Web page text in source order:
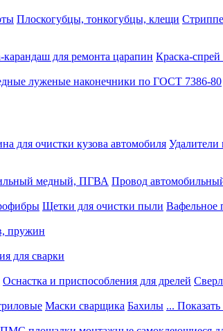
Плоскогубцы, тонкогубцы, клещи
карандаш для ремонта царапин Краска-
луженые наконечники по ГОСТ 7386-80
для очистки кузова автомобиля Удалители
медный, ПГВА Провод
Щетки для очистки пыли Вафельное
пружин
для сварки
Оснастка и приспособления для дрелей
Маски сварщика Бахилы ... Показать